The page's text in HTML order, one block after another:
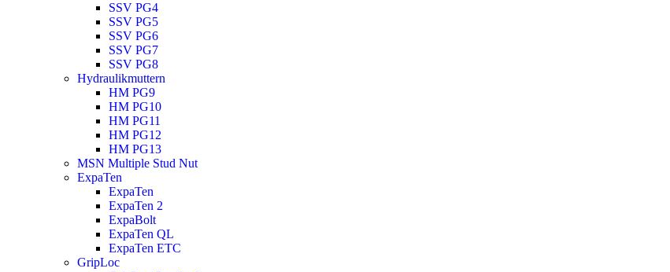
SSV PG4
SSV PG5
SSV PG6
SSV PG7
SSV PG8
Hydraulikmuttern
HM PG9
HM PG10
HM PG11
HM PG12
HM PG13
MSN Multiple Stud Nut
ExpaTen
ExpaTen
ExpaTen 2
ExpaBolt
ExpaTen QL
ExpaTen ETC
GripLoc